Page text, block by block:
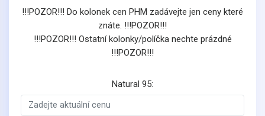
!!!POZOR!!! Do kolonek cen PHM zadávejte jen ceny které
znáte. !!!POZOR!!!
!!!POZOR!!! Ostatní kolonky/políčka nechte prázdné
!!!POZOR!!!
Natural 95: